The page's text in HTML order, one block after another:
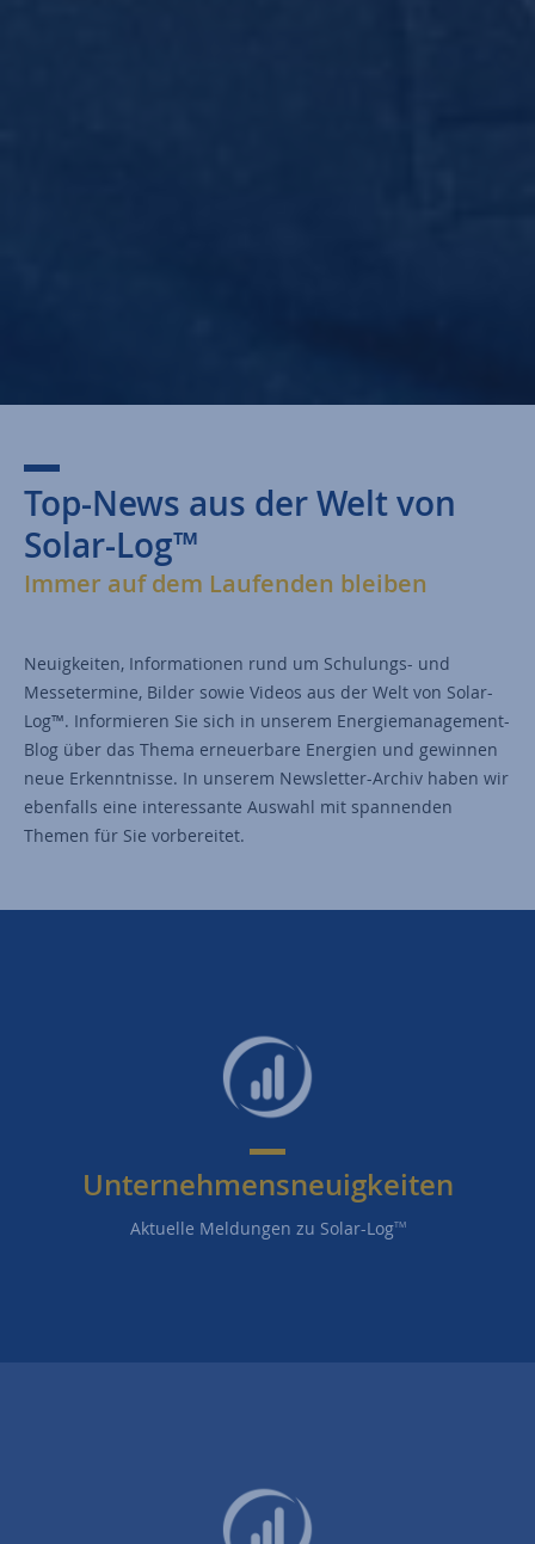
Top-News aus der Welt von
Solar-Log™
Immer auf dem Laufenden bleiben
Neuigkeiten, Informationen rund um Schulungs- und
Messetermine, Bilder sowie Videos aus der Welt von Solar-
Log™. Informieren Sie sich in unserem Energiemanagement-
Blog über das Thema erneuerbare Energien und gewinnen
neue Erkenntnisse. In unserem Newsletter-Archiv haben wir
ebenfalls eine interessante Auswahl mit spannenden
Themen für Sie vorbereitet.
Unternehmensneuigkeiten
Aktuelle Meldungen zu Solar-LogTM